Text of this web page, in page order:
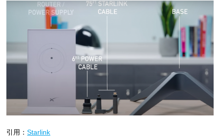
引用：Starlink